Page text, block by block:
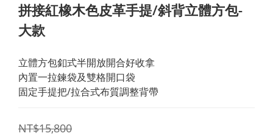
拼接紅橡木色皮革手提/斜背立體方包-
大款
立體方包釦式半開放開合好收拿
內置一拉鍊袋及雙格開口袋
固定手提把/拉合式布質調整背帶
NT$15,800